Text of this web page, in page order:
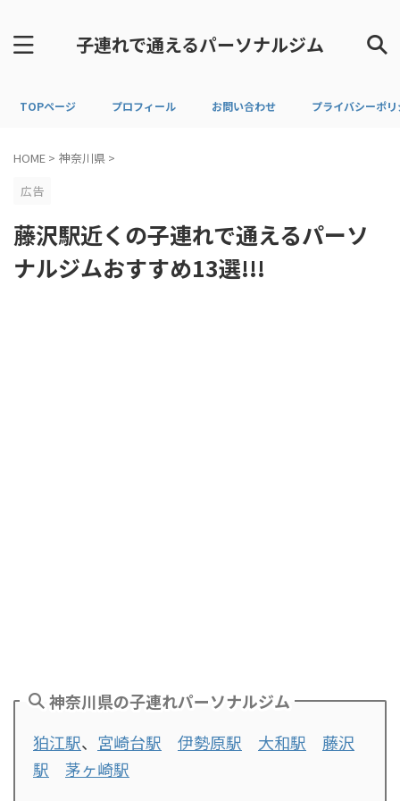
子連れで通えるパーソナルジム
TOPページ プロフィール お問い合わせ プライバシーポ
HOME > 神奈川県 >
広告
藤沢駅近くの子連れで通えるパーソ
ナルジムおすすめ13選!!!
神奈川県の子連れパーソナルジム
狛江駅、 宮崎台駅 伊勢原駅 大和駅
藤沢
駅
茅ヶ崎駅